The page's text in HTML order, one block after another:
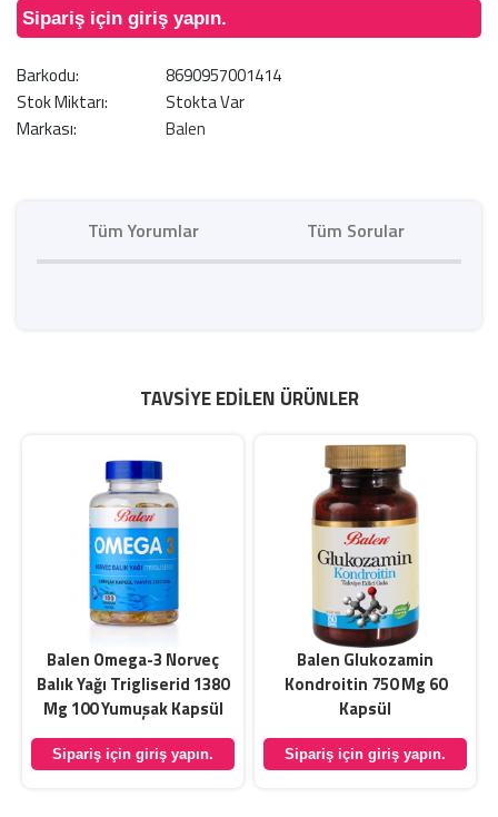
Sipariş için giriş yapın.
Barkodu:
8690957001414
Stok Miktarı:
Stokta Var
Markası:
Balen
Tüm Yorumlar Tüm Sorular
TAVSIYE EDILEN ÜRÜNLER
Balen Omega-3 Norveç
Balık Yağı Trigliserid 1380
Mg 100 Yumuşak Kapsül
Sipariş için giriş yapın.
Balen Glukozamin
Kondroitin 750 Mg 60
Kapsül
Sipariş için giriş yapın.